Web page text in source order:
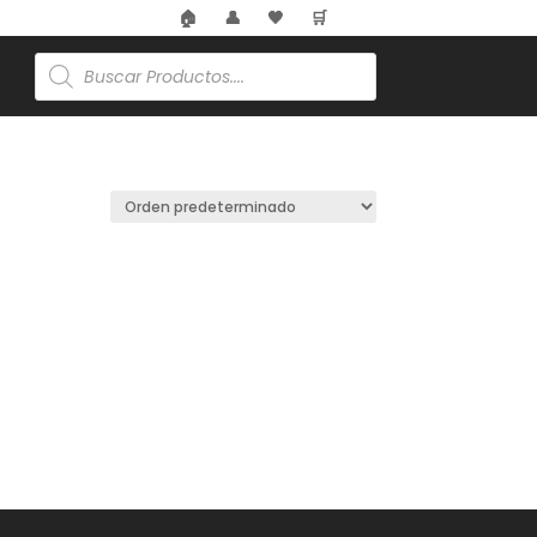
🏠 👤 🖤 🛒
Búsqueda
de
productos